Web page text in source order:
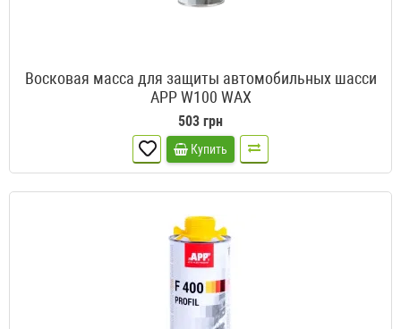
Восковая масса для защиты автомобильных шасси
APP W100 WAX
503 грн
Купить